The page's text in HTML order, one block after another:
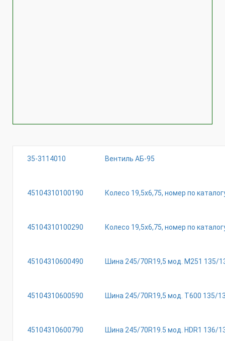
35-3114010 Вентиль АБ-95
45104310100190 Колесо 19,5х6,75, номер по
45104310100290 Колесо 19,5х6,75, номер по
45104310600490 Шина 245/70R19,5 мод. М251 135/
45104310600590 Шина 245/70R19,5 мод. Т600 135/
45104310600790 Шина 245/70R19.5 мод. НDR1 136/